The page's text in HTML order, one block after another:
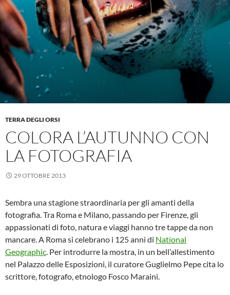
TERRA DEGLI ORSI
COLORA L’AUTUNNO CON
LA FOTOGRAFIA
29 OTTOBRE 2013
Sembra una stagione straordinaria per gli amanti della
fotografia. Tra Roma e Milano, passando per Firenze, gli
appassionati di foto, natura e viaggi hanno tre tappe da non
mancare. A Roma si celebrano i 125 anni di National
Geographic. Per introdurre la mostra, in un bell’allestimento
nel Palazzo delle Esposizioni, il curatore Guglielmo Pepe cita lo
scrittore, fotografo, etnologo Fosco Maraini.